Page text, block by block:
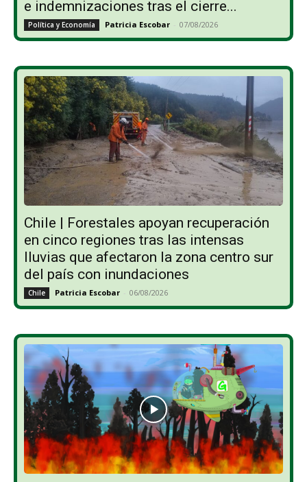
e indemnizaciones tras el cierre...
Política y Economía Patricia Escobar - 07/08/2026
Chile | Forestales apoyan recuperación
en cinco regiones tras las intensas
lluvias que afectaron la zona centro sur
del país con inundaciones
Chile Patricia Escobar - 06/08/2026